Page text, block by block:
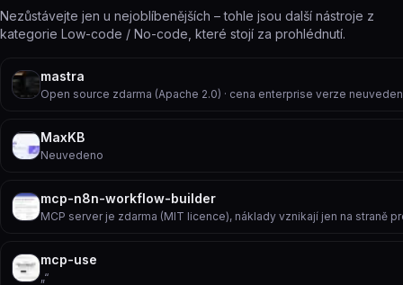
Nezůstávejte jen u nejoblíbenějších – tohle jsou další nástroje z
kategorie Low-code / No-code, které stojí za prohlédnutí.
mastra
Open source zdarma (Apache 2.0) · cena enterprise verze
MaxKB
Neuvedeno
mcp-n8n-workflow-builder
MCP server je zdarma (MIT licence), náklady vznikají jen na straně
mcp-use
„“